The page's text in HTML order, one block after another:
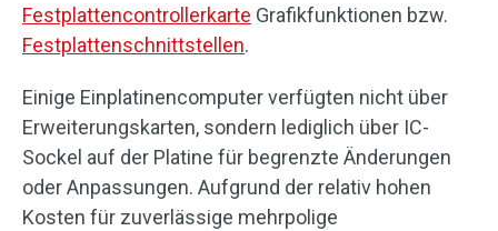
Festplattencontrollerkarte Grafikfunktionen bzw.
Festplattenschnittstellen.
Einige Einplatinencomputer verfügten nicht über
Erweiterungskarten, sondern lediglich über IC-
Sockel auf der Platine für begrenzte Änderungen
oder Anpassungen. Aufgrund der relativ hohen
Kosten für zuverlässige mehrpolige